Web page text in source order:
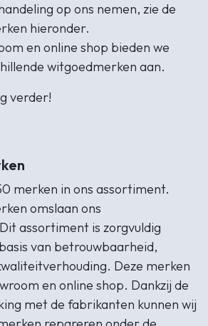
op ons nemen, zie de
hieronder.
en online shop bieden we
witgoedmerken aan.
verder!
merken in ons assortiment.
omslaan ons
assortiment is zorgvuldig
van betrouwbaarheid,
Deze merken
en online shop. Dankzij de
met de fabrikanten kunnen wij